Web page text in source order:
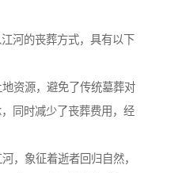
河的丧葬方式，具有以下
资源，避免了传统墓葬对
同时减少了丧葬费用，经
，象征着逝者回归自然，